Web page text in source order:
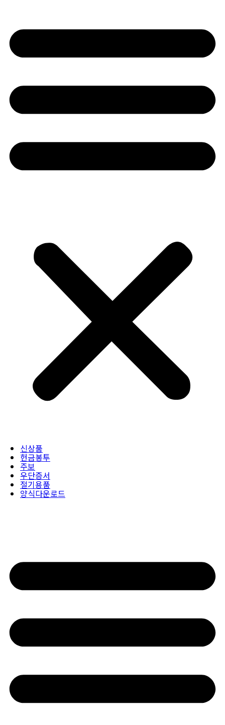
신상품
헌금봉투
주보
우단증서
절기용품
양식다운로드